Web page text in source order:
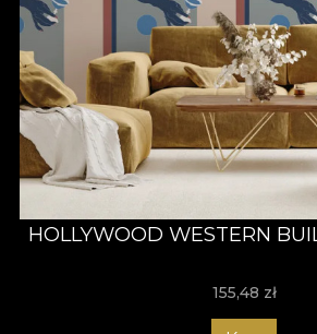
HOLLYWOOD WESTERN
155,48 zł